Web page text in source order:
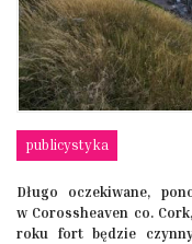
publicystyka
Długo oczekiwane,
w Corossheaven co.
roku fort będzie